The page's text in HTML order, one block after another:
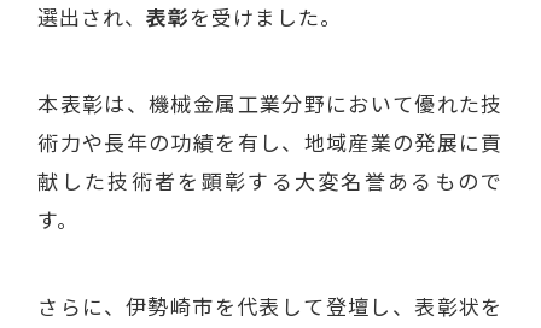
選出され、表彰を受けました。
本表彰は、機械金属工業分野において優れた技
術力や長年の功績を有し、地域産業の発展に貢
献した技術者を顕彰する大変名誉あるもので
す。
さらに、伊勢崎市を代表して登壇し、表彰状を